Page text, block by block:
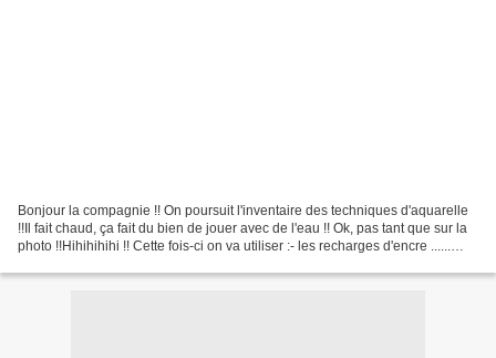
Bonjour la compagnie !! On poursuit l'inventaire des techniques d'aquarelle
!!Il fait chaud, ça fait du bien de jouer avec de l'eau !! Ok, pas tant que sur la
photo !!Hihihihihi !! Cette fois-ci on va utiliser :- les recharges d'encre ......